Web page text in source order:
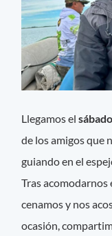
Llegamos el
de los amigos que
guiando en el
Tras acomodarnos
cenamos y nos
ocasión,